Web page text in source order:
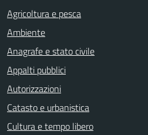
Agricoltura e pesca
Ambiente
Anagrafe e stato civile
Appalti pubblici
Autorizzazioni
Catasto e urbanistica
Cultura e tempo libero